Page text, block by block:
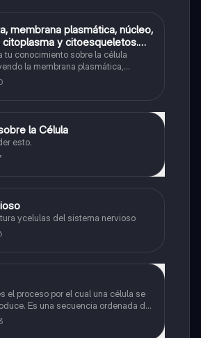
membrana plasmática, núcleo,
y citoesqueletos.
partes de la celula eucariota
tu conocimiento sobre la célula
la membrana plasmática,
citoplasma y citoesqueleto.
la Célula
esto.
ycelulas del sistema nervioso
el proceso por el cual una célula se
Es una secuencia ordenada de
la replicación del material
de dos células hijas idénticas